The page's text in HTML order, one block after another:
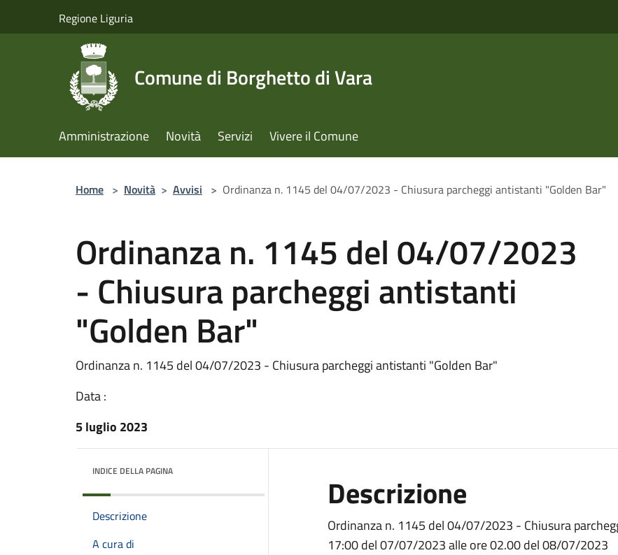
Regione Liguria
Comune di Borghetto di Vara
Amministrazione Novità Servizi Vivere il Comune
Home > Novità > Avvisi > Ordinanza n. 1145 del 04/07/2023 - Chiusura parcheggi antistanti "Golden Bar"
Ordinanza n. 1145 del 04/07/2023
- Chiusura parcheggi antistanti
"Golden Bar"
Ordinanza n. 1145 del 04/07/2023 - Chiusura parcheggi antistanti "Golden Bar"
Data :
5 luglio 2023
INDICE DELLA PAGINA
Descrizione
A cura di
Descrizione
Ordinanza n. 1145 del 04/07/2023 - Chiusura
17:00 del 07/07/2023 alle ore 02.00 del 08/07/2023